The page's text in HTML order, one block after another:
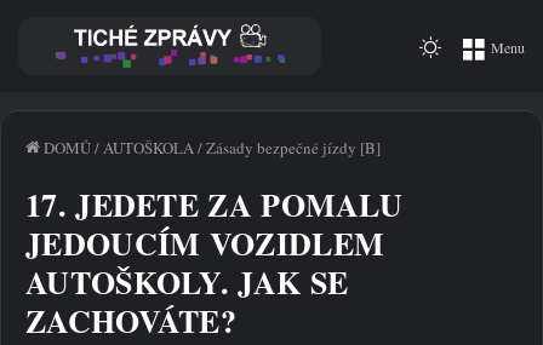
Menu
Switch
DOMŮ/ AUTOŠKOLA /Zásady bezpečné jízdy [B]
17. JEDETE ZA POMALU
JEDOUCÍM VOZIDLEM
AUTOŠKOLY. JAK SE
ZACHOVÁTE?